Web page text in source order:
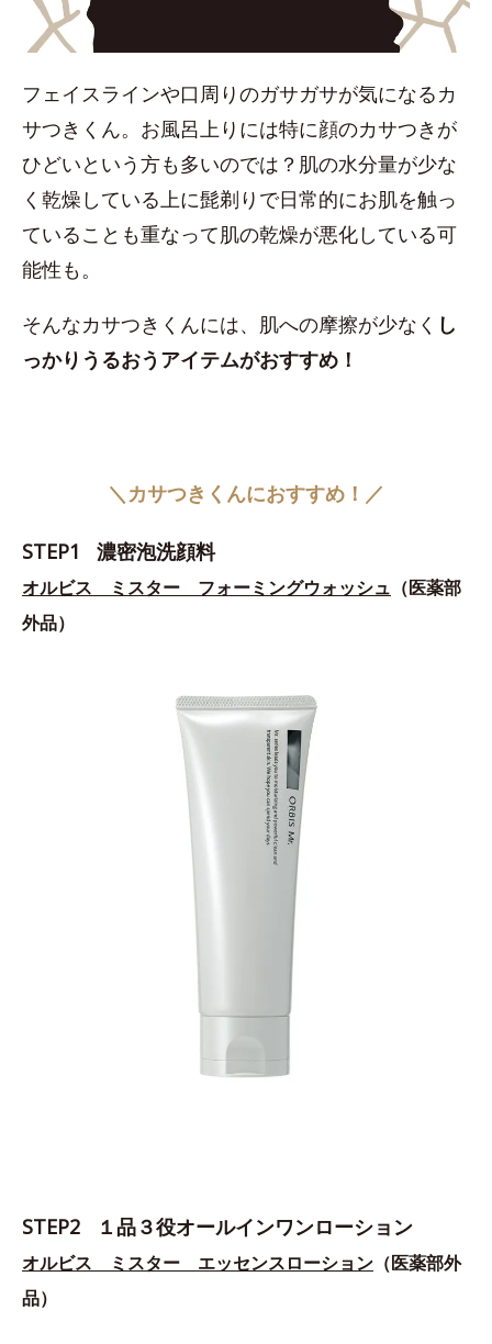
フェイスラインや口周りのガサガサが気になるカ
サつきくん。お風呂上りには特に顔のカサつきが
ひどいという方も多いのでは？肌の水分量が少な
く乾燥している上に髭剃りで日常的にお肌を触っ
ていることも重なって肌の乾燥が悪化している可
能性も。
そんなカサつきくんには、肌への摩擦が少なく し
っかりうるおうアイテムがおすすめ！
＼カサつきくんにおすすめ！／
STEP1 濃密泡洗顔料
オルビス ミスター フォーミングウォッシュ （医薬部
外品）
STEP2 １品３役オールインワンローション
オルビス ミスター エッセンスローション （医薬部外
品）